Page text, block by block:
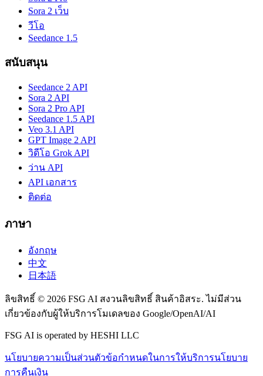
Sora 2 เว็บ
วีโอ
Seedance 1.5
สนับสนุน
Seedance 2 API
Sora 2 API
Sora 2 Pro API
Seedance 1.5 API
Veo 3.1 API
GPT Image 2 API
วิดีโอ Grok API
ว่าน API
API เอกสาร
ติดต่อ
ภาษา
อังกฤษ
中文
日本語
ลิขสิทธิ์ © 2026 FSG AI สงวนลิขสิทธิ์ สินค้าอิสระ. ไม่มีส่วน
เกี่ยวข้องกับผู้ให้บริการโมเดลของ Google/OpenAI/AI
FSG AI is operated by HESHI LLC
นโยบายความเป็นส่วนตัวข้อกำหนดในการให้บริการนโยบาย
การคืนเงิน